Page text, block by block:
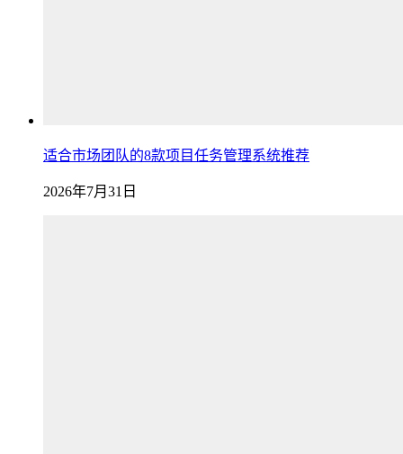
适合市场团队的8款项目任务管理系统推荐
2026年7月31日